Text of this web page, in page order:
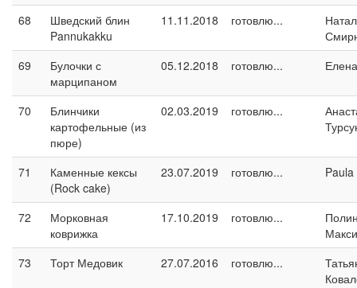
68
Шведский блин
Pannukakku
11.11.2018 готовлю...
69
Булочки с
марципаном
05.12.2018 готовлю...
70
Блинчики
картофельные (из
пюре)
02.03.2019 готовлю...
71
Каменные кексы
(Rock cake)
23.07.2019 готовлю... Paula
72
Морковная
коврижка
17.10.2019 готовлю...
73
Торт Медовик 27.07.2016 готовлю...